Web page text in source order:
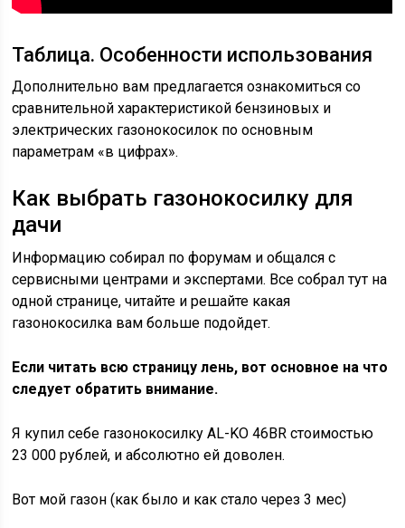
Таблица. Особенности использования
Дополнительно вам предлагается ознакомиться со
сравнительной характеристикой бензиновых и
электрических газонокосилок по основным
параметрам «в цифрах».
Как выбрать газонокосилку для
дачи
Информацию собирал по форумам и общался с
сервисными центрами и экспертами. Все собрал тут на
одной странице, читайте и решайте какая
газонокосилка вам больше подойдет.
Если читать всю страницу лень, вот основное на что
следует обратить внимание.
Я купил себе газонокосилку AL-KO 46BR стоимостью
23 000 рублей, и абсолютно ей доволен.
Вот мой газон (как было и как стало через 3 мес)